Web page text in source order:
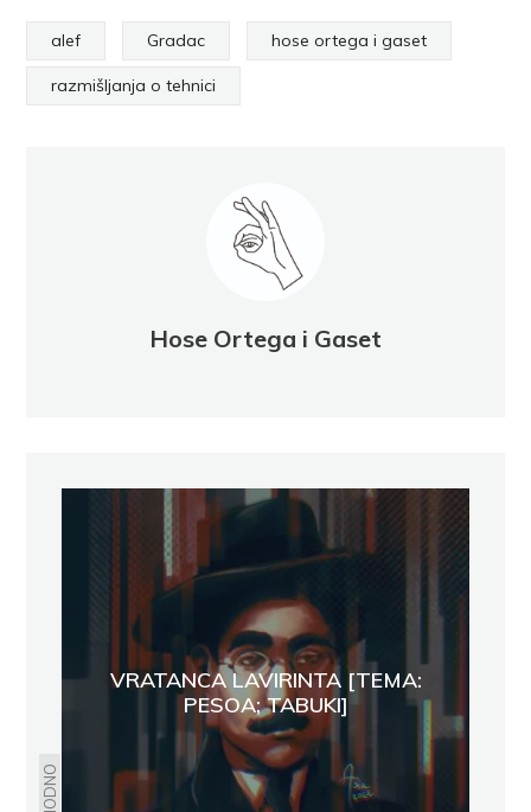
alef Gradac hose ortega i gaset
razmišljanja o tehnici
Hose Ortega i Gaset
VRATANCA LAVIRINTA [TEMA:
PESOA; TABUKI]